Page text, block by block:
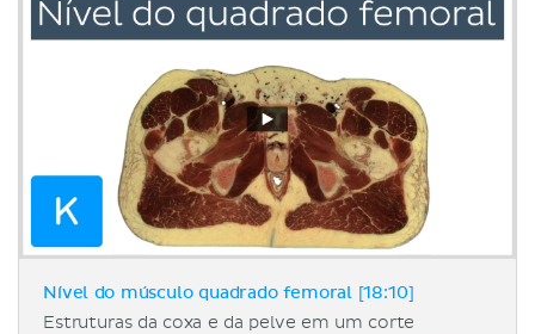
Nível do músculo quadrado femoral [18:10]
Estruturas da coxa e da pelve em um corte